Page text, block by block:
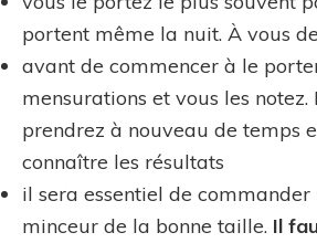
portent même la nuit. À vous
avant de commencer à le
mensurations et vous les notez.
prendrez à nouveau de temps
connaître les résultats
il sera essentiel de
minceur de la bonne taille. Il